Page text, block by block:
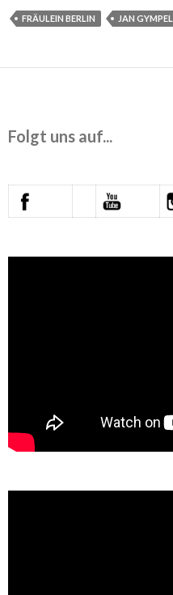
FRÄULEIN BERLIN JAN GYMPEL
Folgt uns auf...